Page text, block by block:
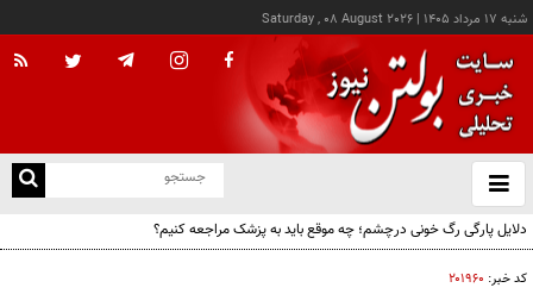
شنبه ۱۷ مرداد ۱۴۰۵ |
Saturday , 08 August 2026
باز
و
دلایل پارگی رگ خونی درچشم؛ چه موقع باید به پزشک مراجعه کنیم؟
کد خبر: ۲۰۱۹۶۰